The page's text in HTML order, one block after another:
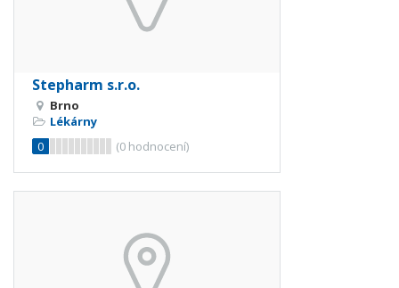
Stepharm s.r.o.
Brno
Lékárny
0
(0 hodnocení)